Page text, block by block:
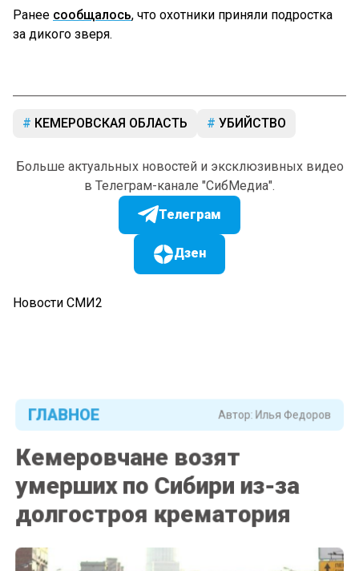
Ранее сообщалось, что охотники приняли подростка
за дикого зверя.
КЕМЕРОВСКАЯ ОБЛАСТЬ УБИЙСТВО
Больше актуальных новостей и эксклюзивных видео
в Телеграм-канале "СибМедиа".
Телеграм
Дзен
Новости СМИ2
ГЛАВНОЕ
Кемеровчане возят
умерших по Сибири из-за
долгостроя крематория